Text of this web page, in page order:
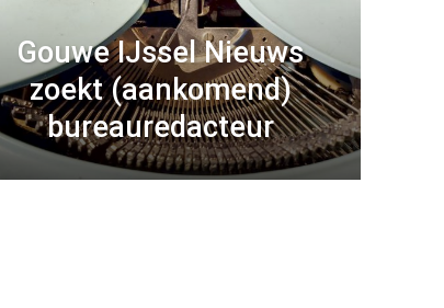
Gouwe IJssel Nieuws
zoekt (aankomend)
bureauredacteur